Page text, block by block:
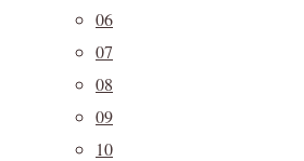
06
07
08
09
10